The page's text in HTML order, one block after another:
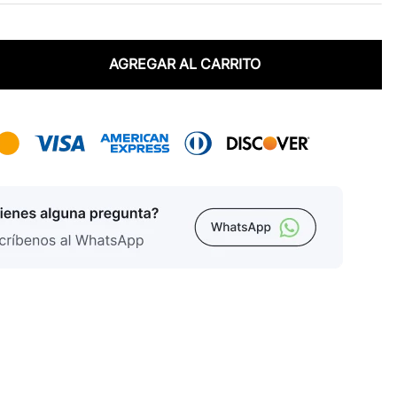
AGREGAR AL CARRITO